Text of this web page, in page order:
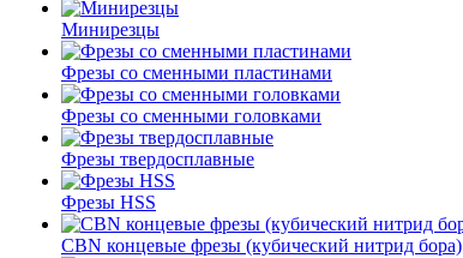
Минирезцы
Фрезы со сменными пластинами
Фрезы со сменными головками
Фрезы твердосплавные
Фрезы HSS
CBN концевые фрезы (кубический нитрид бора)